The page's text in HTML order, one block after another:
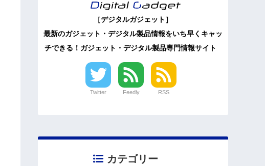
［デジタルガジェット］
最新のガジェット・デジタル製品情報をいち早くキャッ
チできる！ガジェット・デジタル製品専門情報サイト
Twitter Feedly RSS
カテゴリー